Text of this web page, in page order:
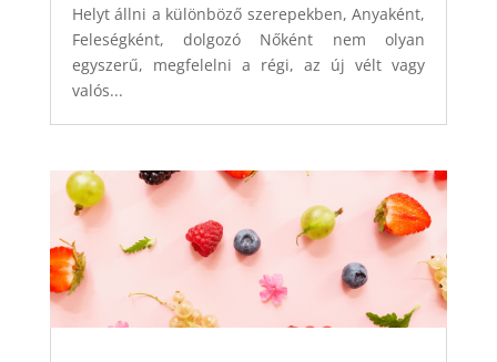
Helyt állni a különböző szerepekben, Anyaként,
Feleségként, dolgozó Nőként nem olyan
egyszerű, megfelelni a régi, az új vélt vagy
valós...